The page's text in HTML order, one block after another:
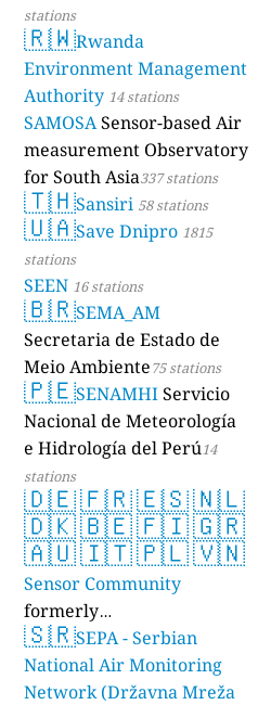
stations
🇷🇼Rwanda
Environment Management
Authority 14 stations
SAMOSASensor-based Air
measurement Observatory
for South Asia337 stations
🇹🇭Sansiri 58 stations
🇺🇦Save Dnipro 1815
stations
SEEN 16 stations
🇧🇷SEMA_AM
Secretaria de Estado de
Meio Ambiente75 stations
🇵🇪SENAMHIServicio
Nacional de Meteorología
e Hidrología del Perú14
stations
🇩🇪🇫🇷🇪🇸🇳🇱
🇩🇰🇧🇪🇫🇮🇬🇷
🇦🇺🇮🇹🇵🇱🇻🇳
Sensor Community
formerly
luftdaten.info35810 stations
🇸🇷SEPA - Serbian
National Air Monitoring
Network (Državna Mreža